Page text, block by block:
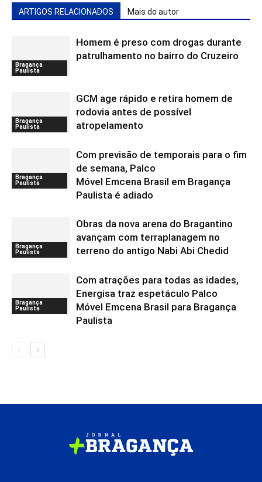
ARTIGOS RELACIONADOS Mais do autor
Bragança
Paulista
Homem é preso com drogas durante
patrulhamento no bairro do Cruzeiro
Bragança
Paulista
GCM age rápido e retira homem de
rodovia antes de possível
atropelamento
Bragança
Paulista
Com previsão de temporais para o fim
de semana, Palco
Móvel Emcena Brasil em Bragança
Paulista é adiado
Bragança
Paulista
Obras da nova arena do Bragantino
avançam com terraplanagem no
terreno do antigo Nabi Abi Chedid
Bragança
Paulista
Com atrações para todas as idades,
Energisa traz espetáculo Palco
Móvel Emcena Brasil para Bragança
Paulista